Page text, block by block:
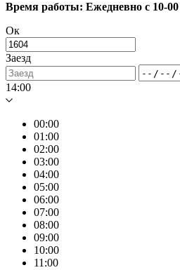
Время работы: Ежедневно с 10-
Ок
Заезд
14:00
00:00
01:00
02:00
03:00
04:00
05:00
06:00
07:00
08:00
09:00
10:00
11:00